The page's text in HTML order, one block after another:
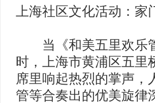
上海社区文化活动：家
当《和美五里欢乐管
时，上海市黄浦区五里
席里响起热烈的掌声，
管等合奏出的优美旋律